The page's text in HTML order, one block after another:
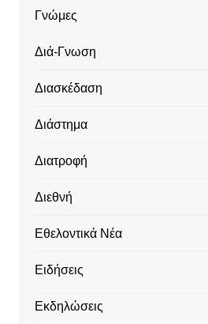
Γνώμες
Διά-Γνωση
Διασκέδαση
Διάστημα
Διατροφή
Διεθνή
Εθελοντικά Νέα
Ειδήσεις
Εκδηλώσεις